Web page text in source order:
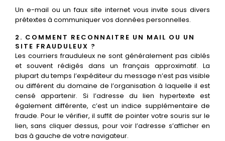
Un e-mail ou un faux site internet vous invite sous divers
prétextes à communiquer vos données personnelles.
2. COMMENT RECONNAITRE UN MAIL OU UN
SITE FRAUDULEUX ?
Les courriers frauduleux ne sont généralement pas ciblés
et souvent rédigés dans un français approximatif. La
plupart du temps l’expéditeur du message n’est pas visible
ou différent du domaine de l’organisation à laquelle il est
censé appartenir. Si l’adresse du lien hypertexte est
également différente, c’est un indice supplémentaire de
fraude. Pour le vérifier, il suffit de pointer votre souris sur le
lien, sans cliquer dessus, pour voir l’adresse s’afficher en
bas à gauche de votre navigateur.